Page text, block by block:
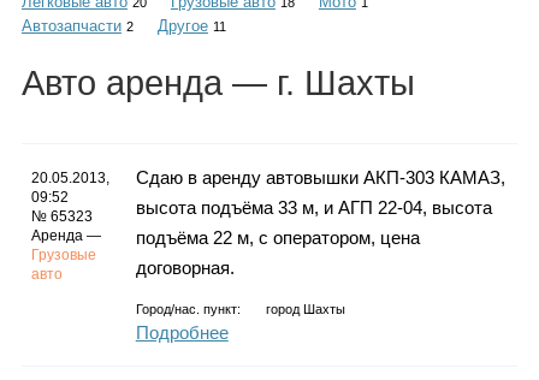
Объявления
Автозапчасти 2 Другое 11
Авто аренда— г. Шахты
20.05.2013,
09:52
№ 65323
Аренда —
Грузовые
авто
Сдаю в аренду автовышки АКП-303 КАМАЗ,
высота подъёма 33 м, и АГП 22-04, высота
подъёма 22 м, с оператором, цена
договорная.
Город/нас. пункт: город Шахты
Подробнее